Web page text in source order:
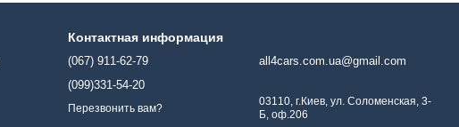
Контактная информация
(067) 911-62-79
(099)331-54-20
Перезвонить вам?
all4cars.com.ua@gmail.com
03110, г.Киев, ул. Соломенская, 3-
Б, оф.206